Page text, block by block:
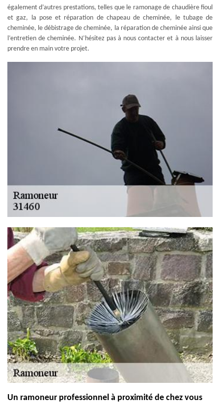
également d’autres prestations, telles que le ramonage de chaudière fioul
et gaz, la pose et réparation de chapeau de cheminée, le tubage de
cheminée, le débistrage de cheminée, la réparation de cheminée ainsi que
l’entretien de cheminée. N’hésitez pas à nous contacter et à nous laisser
prendre en main votre projet.
Un ramoneur professionnel à proximité de chez vous